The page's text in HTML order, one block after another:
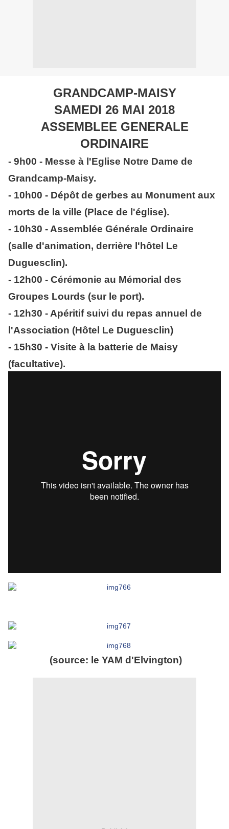
GRANDCAMP-MAISY
SAMEDI 26 MAI 2018
ASSEMBLEE GENERALE
ORDINAIRE
- 9h00 - Messe à l'Eglise Notre Dame de
Grandcamp-Maisy.
- 10h00 - Dépôt de gerbes au Monument aux
morts de la ville (Place de l'église).
- 10h30 - Assemblée Générale Ordinaire
(salle d'animation, derrière l'hôtel Le
Duguesclin).
- 12h00 - Cérémonie au Mémorial des
Groupes Lourds (sur le port).
- 12h30 - Apéritif suivi du repas annuel de
l'Association (Hôtel Le Duguesclin)
- 15h30 - Visite à la batterie de Maisy
(facultative).
(source: le YAM d'Elvington)